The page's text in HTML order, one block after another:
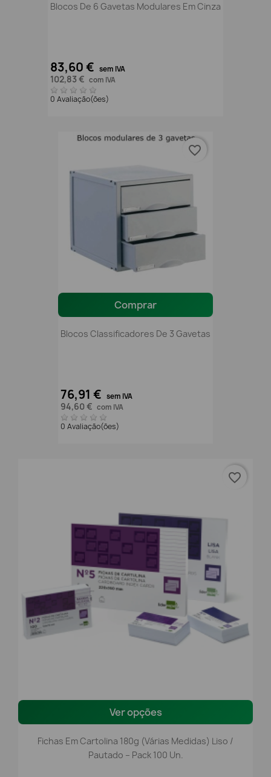
Blocos De 6 Gavetas Modulares Em Cinza
83,60 € sem IVA
102,83 € com IVA
0 Avaliação(ões)
Comprar
Blocos Classificadores De 3 Gavetas
76,91 € sem IVA
94,60 € com IVA
0 Avaliação(ões)
favorite_border
Ver opções
Fichas Em Cartolina 180g (Várias Medidas) Liso /
Pautado – Pack 100 Un.
favorite_border